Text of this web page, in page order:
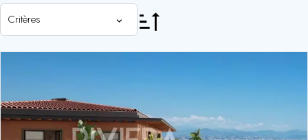
Critères